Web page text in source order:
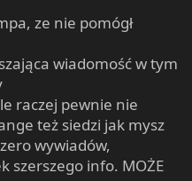
ze nie pomógł
wiadomość w tym
raczej pewnie nie
też siedzi jak mysz
wywiadów,
szerszego info. MOŻE